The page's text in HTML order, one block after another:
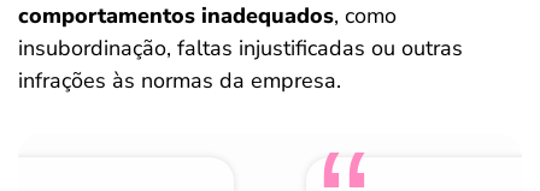
comportamentos inadequados, como
insubordinação, faltas injustificadas ou outras
infrações às normas da empresa.